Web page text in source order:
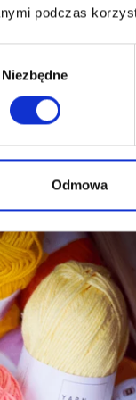
podczas
Niezbędne
Odmowa
zł